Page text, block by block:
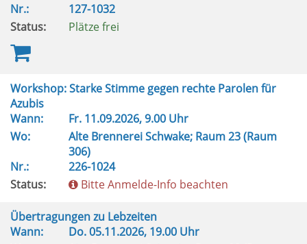
Nr.:
127-1032
Status:
Plätze frei
Workshop: Starke Stimme gegen rechte Parolen für
Azubis
Wann:
Fr. 11.09.2026, 9.00 Uhr
Wo:
Alte Brennerei Schwake; Raum 23 (Raum
306)
Nr.:
226-1024
Status:
Bitte Anmelde-Info beachten
Übertragungen zu Lebzeiten
Wann:
Do.05.11.2026, 19.00 Uhr